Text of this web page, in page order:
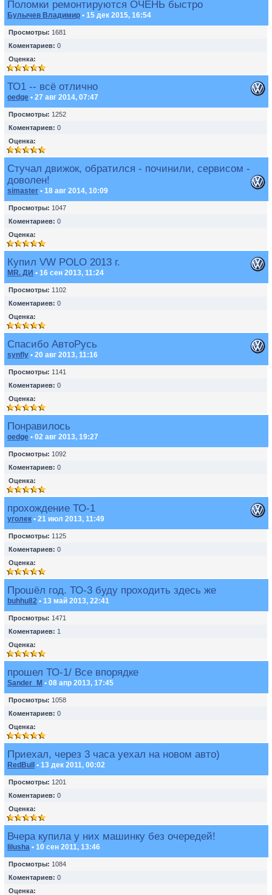
Поломки ремонтируются ОЧЕНЬ быстро
Булычев Владимир • 15 дек 2015, 16:54
Просмотры: 1681
Коментариев: 0
Оценка:
ТО1 -- всё отлично
oedge • 27 авг 2014, 07:47
Просмотры: 1252
Коментариев: 0
Оценка:
Стучал движок, обратился - починили, сервисом -
доволен!
simaster • 18 авг 2014, 10:09
Просмотры: 1047
Коментариев: 0
Оценка:
Купил VW POLO 2013 г.
MR. ДИ • 16 сен 2013, 11:24
Просмотры: 1102
Коментариев: 0
Оценка:
Спасибо АвтоРусь
synfly • 20 авг 2013, 11:16
Просмотры: 1141
Коментариев: 0
Оценка:
Понравилось
oedge • 02 авг 2013, 19:27
Просмотры: 1092
Коментариев: 0
Оценка:
прохождение ТО-1
уголек • 21 июл 2013, 11:49
Просмотры: 1125
Коментариев: 0
Оценка:
Прошёл год. ТО-3 буду проходить здесь же
buhhu82 • 13 май 2013, 22:41
Просмотры: 1471
Коментариев: 1
Оценка:
прошел ТО-1/ Все впорядке
Sander_M • 08 апр 2013, 17:45
Просмотры: 1058
Коментариев: 0
Оценка:
Приехал, через 3 часа уехал на новом авто)
RedBull • 13 дек 2011, 00:02
Просмотры: 1201
Коментариев: 0
Оценка:
Вчера купила у них машинку без очередей!
lilusha • 10 сен 2011, 13:46
Просмотры: 1084
Коментариев: 0
Оценка: